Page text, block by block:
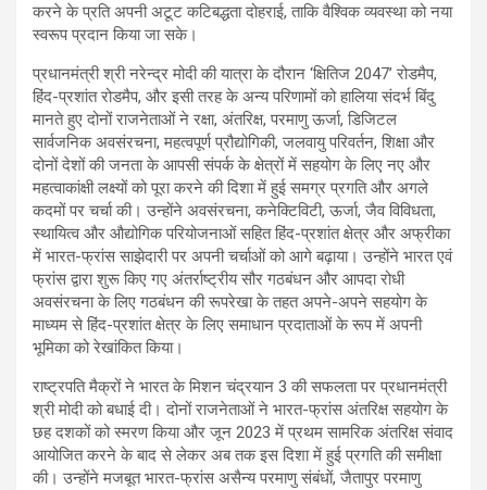
करने के प्रति अपनी अटूट कटिबद्धता दोहराई, ताकि वैश्विक व्यवस्था को नया
स्‍वरूप प्रदान किया जा सके।
प्रधानमंत्री श्री नरेन्द्र मोदी की यात्रा के दौरान ‘क्षितिज 2047’ रोडमैप,
हिंद-प्रशांत रोडमैप, और इसी तरह के अन्य परिणामों को हालिया संदर्भ बिंदु
मानते हुए दोनों राजनेताओं ने रक्षा, अंतरिक्ष, परमाणु ऊर्जा, डिजिटल
सार्वजनिक अवसंरचना, महत्वपूर्ण प्रौद्योगिकी, जलवायु परिवर्तन, शिक्षा और
दोनों देशों की जनता के आपसी संपर्क के क्षेत्रों में सहयोग के लिए नए और
महत्वाकांक्षी लक्ष्यों को पूरा करने की दिशा में हुई समग्र प्रगति और अगले
कदमों पर चर्चा की। उन्होंने अवसंरचना, कनेक्टिविटी, ऊर्जा, जैव विविधता,
स्थायित्व और औद्योगिक परियोजनाओं सहित हिंद-प्रशांत क्षेत्र और अफ्रीका
में भारत-फ्रांस साझेदारी पर अपनी चर्चाओं को आगे बढ़ाया। उन्होंने भारत एवं
फ्रांस द्वारा शुरू किए गए अंतर्राष्ट्रीय सौर गठबंधन और आपदा रोधी
अवसंरचना के लिए गठबंधन की रूपरेखा के तहत अपने-अपने सहयोग के
माध्यम से हिंद-प्रशांत क्षेत्र के लिए समाधान प्रदाताओं के रूप में अपनी
भूमिका को रेखांकित किया।
राष्ट्रपति मैक्रों ने भारत के मिशन चंद्रयान 3 की सफलता पर प्रधानमंत्री
श्री मोदी को बधाई दी। दोनों राजनेताओं ने भारत-फ्रांस अंतरिक्ष सहयोग के
छह दशकों को स्‍मरण किया और जून 2023 में प्रथम सामरिक अंतरिक्ष संवाद
आयोजित करने के बाद से लेकर अब तक इस दिशा में हुई प्रगति की समीक्षा
की। उन्होंने मजबूत भारत-फ्रांस असैन्य परमाणु संबंधों, जैतापुर परमाणु